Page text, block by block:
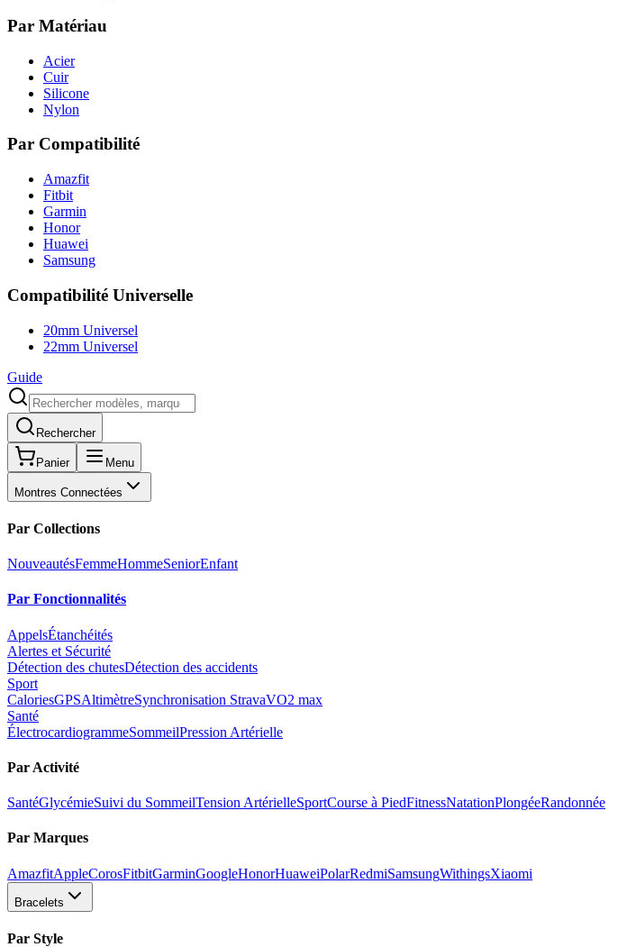
Par Matériau
Acier
Cuir
Silicone
Nylon
Par Compatibilité
Amazfit
Fitbit
Garmin
Honor
Huawei
Samsung
Compatibilité Universelle
20mm Universel
22mm Universel
Guide
Rechercher
Panier Menu
Montres Connectées
Par Collections
NouveautésFemmeHommeSeniorEnfant
Par Fonctionnalités
AppelsÉtanchéités
Alertes et Sécurité
Détection des chutesDétection des accidents
Sport
CaloriesGPSAltimètreSynchronisation StravaVO2 max
Santé
ÉlectrocardiogrammeSommeilPression Artérielle
Par Activité
SantéGlycémieSuivi du SommeilTension ArtérielleSportCourse à PiedFitnessNatationPlongéeRandonnée
Par Marques
AmazfitAppleCorosFitbitGarminGoogleHonorHuaweiPolarRedmiSamsungWithingsXiaomi
Bracelets
Par Style